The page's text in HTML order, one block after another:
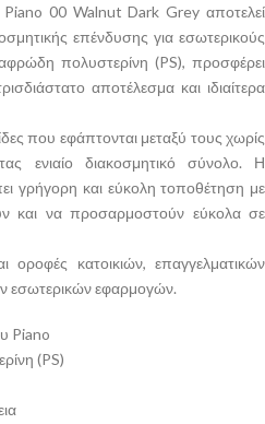
00 Walnut Dark Grey αποτελεί
επένδυσης για εσωτερικούς
πολυστερίνη (PS), προσφέρει
αποτέλεσμα και ιδιαίτερα
που εφάπτονται μεταξύ τους χωρίς
ενιαίο διακοσμητικό σύνολο. Η
γρήγορη και εύκολη τοποθέτηση με
και να προσαρμοστούν εύκολα σε
οροφές κατοικιών, επαγγελματικών
εσωτερικών εφαρμογών.
Piano
(PS)